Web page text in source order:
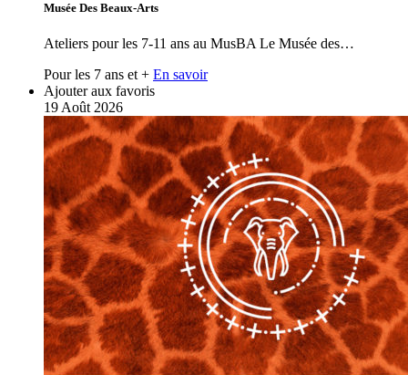
Musée Des Beaux-Arts
Ateliers pour les 7-11 ans au MusBA Le Musée des…
Pour les 7 ans et + En savoir
Ajouter aux favoris
19 Août 2026